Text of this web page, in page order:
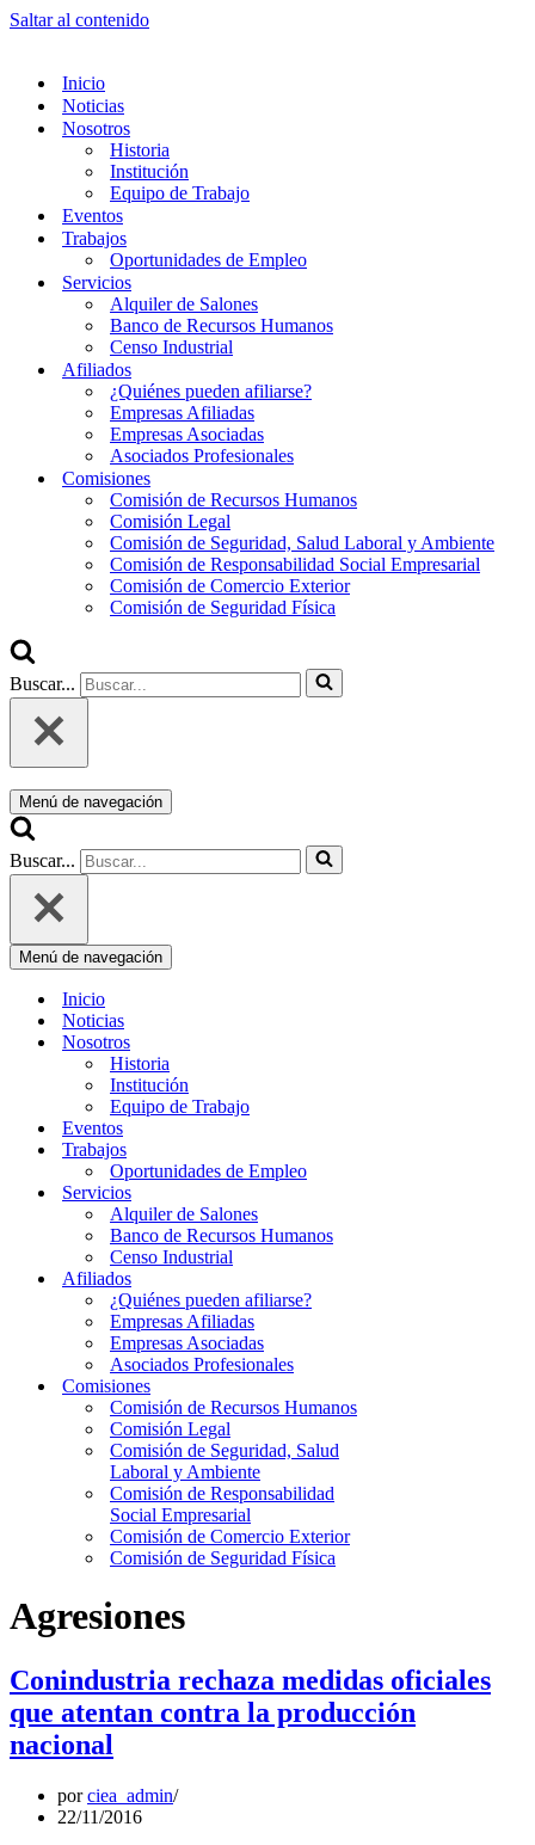
Saltar al contenido
Inicio
Noticias
Nosotros
Historia
Institución
Equipo de Trabajo
Eventos
Trabajos
Oportunidades de Empleo
Servicios
Alquiler de Salones
Banco de Recursos Humanos
Censo Industrial
Afiliados
¿Quiénes pueden afiliarse?
Empresas Afiliadas
Empresas Asociadas
Asociados Profesionales
Comisiones
Comisión de Recursos Humanos
Comisión Legal
Comisión de Seguridad, Salud Laboral y Ambiente
Comisión de Responsabilidad Social Empresarial
Comisión de Comercio Exterior
Comisión de Seguridad Física
Buscar...
Menú de navegación
Buscar...
Menú de navegación
Inicio
Noticias
Nosotros
Historia
Institución
Equipo de Trabajo
Eventos
Trabajos
Oportunidades de Empleo
Servicios
Alquiler de Salones
Banco de Recursos Humanos
Censo Industrial
Afiliados
¿Quiénes pueden afiliarse?
Empresas Afiliadas
Empresas Asociadas
Asociados Profesionales
Comisiones
Comisión de Recursos Humanos
Comisión Legal
Comisión de Seguridad, Salud
Laboral y Ambiente
Comisión de Responsabilidad
Social Empresarial
Comisión de Comercio Exterior
Comisión de Seguridad Física
Agresiones
Conindustria rechaza medidas oficiales
que atentan contra la producción
nacional
porciea_admin
22/11/2016